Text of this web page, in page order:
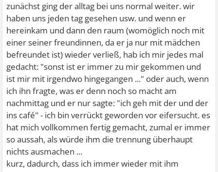
zunächst ging der alltag bei uns normal weiter. wir
haben uns jeden tag gesehen usw. und wenn er
hereinkam und dann den raum (womöglich noch mit
einer seiner freundinnen, da er ja nur mit mädchen
befreundet ist) wieder verließ, hab ich mir jedes mal
gedacht: "sonst ist er immer zu mir gekommen und
ist mir mit irgendwo hingegangen ..." oder auch, wenn
ich ihn fragte, was er denn noch so macht am
nachmittag und er nur sagte: "ich geh mit der und der
ins café" - ich bin verrückt geworden vor eifersucht. es
hat mich vollkommen fertig gemacht, zumal er immer
so aussah, als würde ihm die trennung überhaupt
nichts ausmachen ...
kurz, dadurch, dass ich immer wieder mit ihm